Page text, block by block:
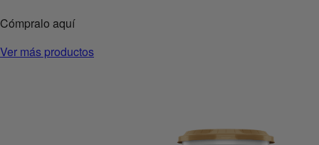
Cómpralo aquí
Ver más productos